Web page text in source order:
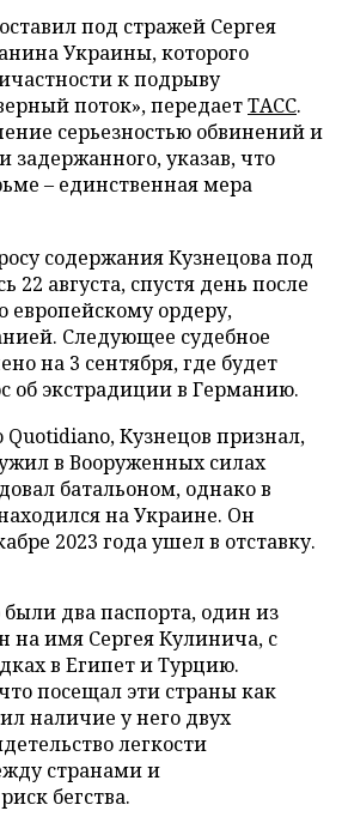
под стражей Сергея
Украины, которого
к подрыву
поток», передаетТАСС.
серьезностью обвинений и
задержанного, указав, что
– единственная мера
содержания Кузнецова под
22 августа, спустя день после
европейскому ордеру,
Следующее судебное
на 3 сентября, где будет
об экстрадиции в Германию.
Кузнецов признал,
в Вооруженных силах
батальоном, однако в
на Украине. Он
2023 года ушел в отставку.
два паспорта, один из
на имя Сергея Кулинича, с
в Египет и Турцию.
посещал эти страны как
наличие у него двух
легкости
странами и
бегства.